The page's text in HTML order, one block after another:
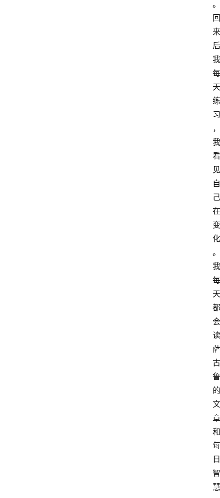
。
回
来
后
我
每
天
练
习
，
我
看
见
自
己
在
变
化
。
我
每
天
都
会
读
萨
古
鲁
的
文
章
和
每
日
智
慧